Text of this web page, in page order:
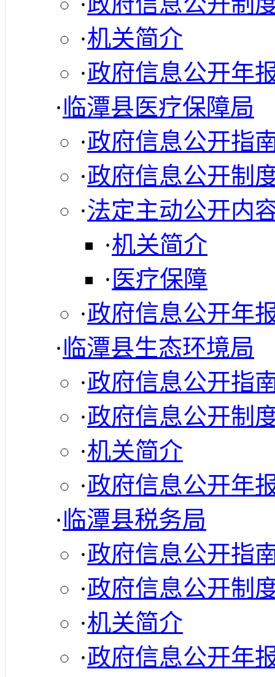
·机关简介
·政府信息公开年
·临潭县医疗保障局
·政府信息公开指
·政府信息公开制
·法定主动公开内
·机关简介
· 医疗保障
·政府信息公开年
·临潭县生态环境局
·政府信息公开指
·政府信息公开制
·机关简介
·政府信息公开年
·临潭县税务局
·政府信息公开指
·政府信息公开制
·机关简介
·政府信息公开年